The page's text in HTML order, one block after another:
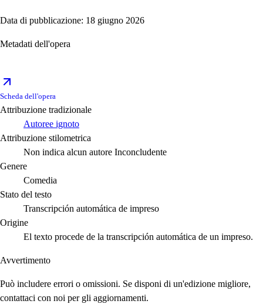
Data di pubblicazione: 18 giugno 2026
Metadati dell'opera
Scheda dell'opera
Attribuzione tradizionale
Autoree ignoto
Attribuzione stilometrica
Non indica alcun autore Inconcludente
Genere
Comedia
Stato del testo
Transcripción automática de impreso
Origine
El texto procede de la transcripción automática de un impreso.
Avvertimento
Può includere errori o omissioni. Se disponi di un'edizione migliore,
contattaci con noi per gli aggiornamenti.